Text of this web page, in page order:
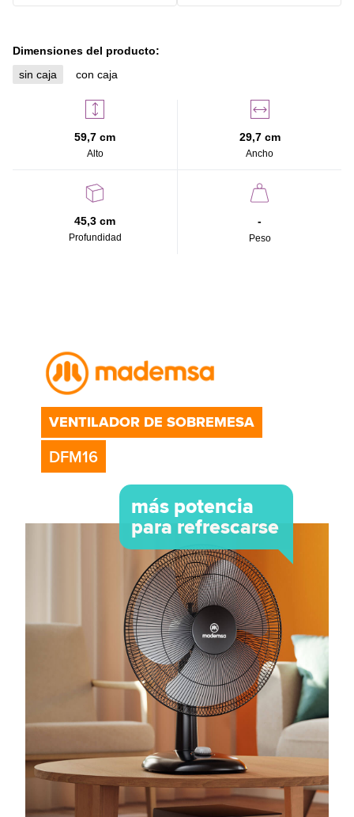
Dimensiones del producto:
sin caja
con caja
59,7 cm
Alto
29,7 cm
Ancho
45,3 cm
Profundidad
-
Peso